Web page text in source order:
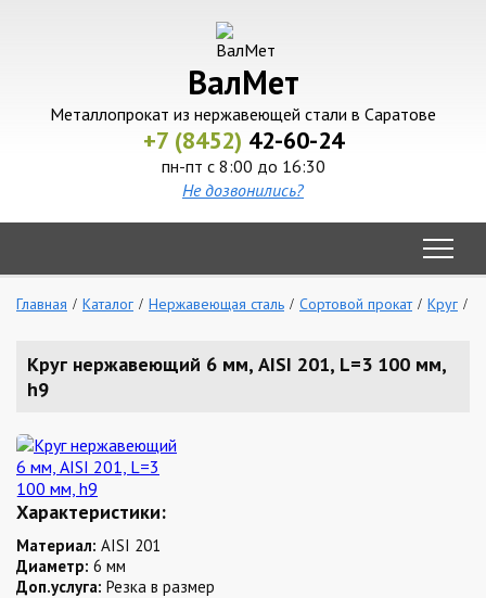
ВалМет
Металлопрокат из нержавеющей стали в Саратове
+7 (8452) 42-60-24
пн-пт с 8:00 до 16:30
Не дозвонились?
Главная Каталог Нержавеющая сталь Сортовой прокат Круг
Круг нержавеющий 6 мм, AISI 201, L=3 100 мм,
h9
Характеристики:
Материал: AISI 201
Диаметр: 6 мм
Доп.услуга: Резка в размер